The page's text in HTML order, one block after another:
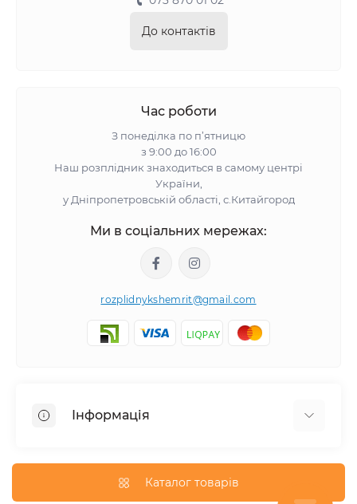
До контактів
Час роботи
З понеділка по п’ятницю
з 9:00 до 16:00
Наш розплідник знаходиться в самому центрі
України,
у Дніпропетровській області, с.Китайгород
Ми в соціальних мережах:
rozplidnykshemrit@gmail.com
Інформація
Каталог товарів